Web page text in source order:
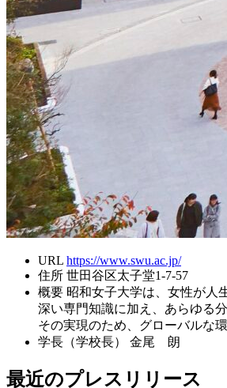
URL https://www.swu.ac.jp/
住所 世田谷区太子堂1-7-57
概要 昭和女子大学は、女性が人
深い専門知識に加え、あらゆる
その実現のため、グローバルな
学長（学校長）
金尾 朗
最近のプレスリリース